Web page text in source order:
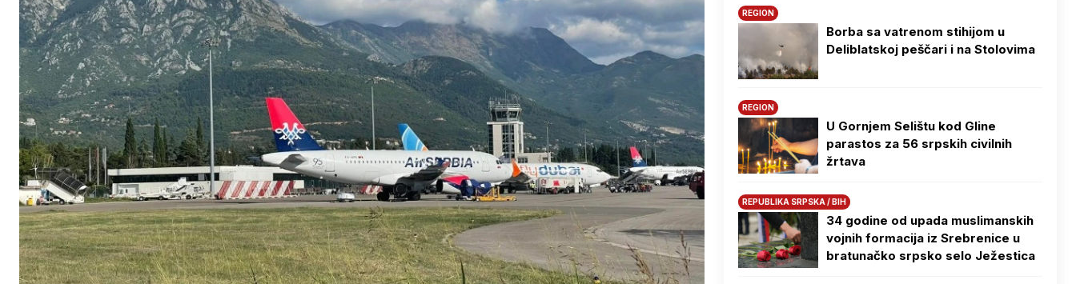
REGION
Borba sa vatrenom stihijom u
Deliblatskoj peščari i na Stolovima
REGION
U Gornjem Selištu kod Gline
parastos za 56 srpskih civilnih
žrtava
REPUBLIKA SRPSKA / BIH
34 godine od upada muslimanskih
vojnih formacija iz Srebrenice u
bratunačko srpsko selo Јežestica